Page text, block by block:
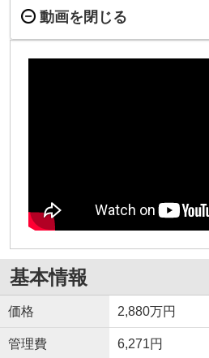
動画を閉じる
基本情報
価格 2,880万円
管理費 6,271円